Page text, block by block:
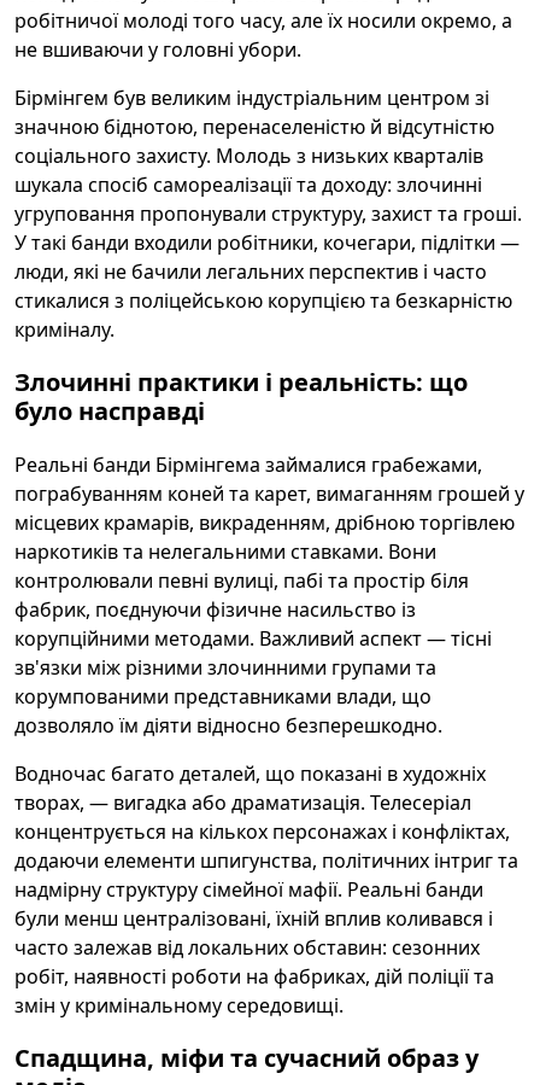
робітничої молоді того часу, але їх носили окремо, а
не вшиваючи у головні убори.
Бірмінгем був великим індустріальним центром зі
значною біднотою, перенаселеністю й відсутністю
соціального захисту. Молодь з низьких кварталів
шукала спосіб самореалізації та доходу: злочинні
угруповання пропонували структуру, захист та гроші.
У такі банди входили робітники, кочегари, підлітки —
люди, які не бачили легальних перспектив і часто
стикалися з поліцейською корупцією та безкарністю
криміналу.
Злочинні практики і реальність: що
було насправді
Реальні банди Бірмінгема займалися грабежами,
пограбуванням коней та карет, вимаганням грошей у
місцевих крамарів, викраденням, дрібною торгівлею
наркотиків та нелегальними ставками. Вони
контролювали певні вулиці, пабі та простір біля
фабрик, поєднуючи фізичне насильство із
корупційними методами. Важливий аспект — тісні
зв'язки між різними злочинними групами та
корумпованими представниками влади, що
дозволяло їм діяти відносно безперешкодно.
Водночас багато деталей, що показані в художніх
творах, — вигадка або драматизація. Телесеріал
концентрується на кількох персонажах і конфліктах,
додаючи елементи шпигунства, політичних інтриг та
надмірну структуру сімейної мафії. Реальні банди
були менш централізовані, їхній вплив коливався і
часто залежав від локальних обставин: сезонних
робіт, наявності роботи на фабриках, дій поліції та
змін у кримінальному середовищі.
Спадщина, міфи та сучасний образ у